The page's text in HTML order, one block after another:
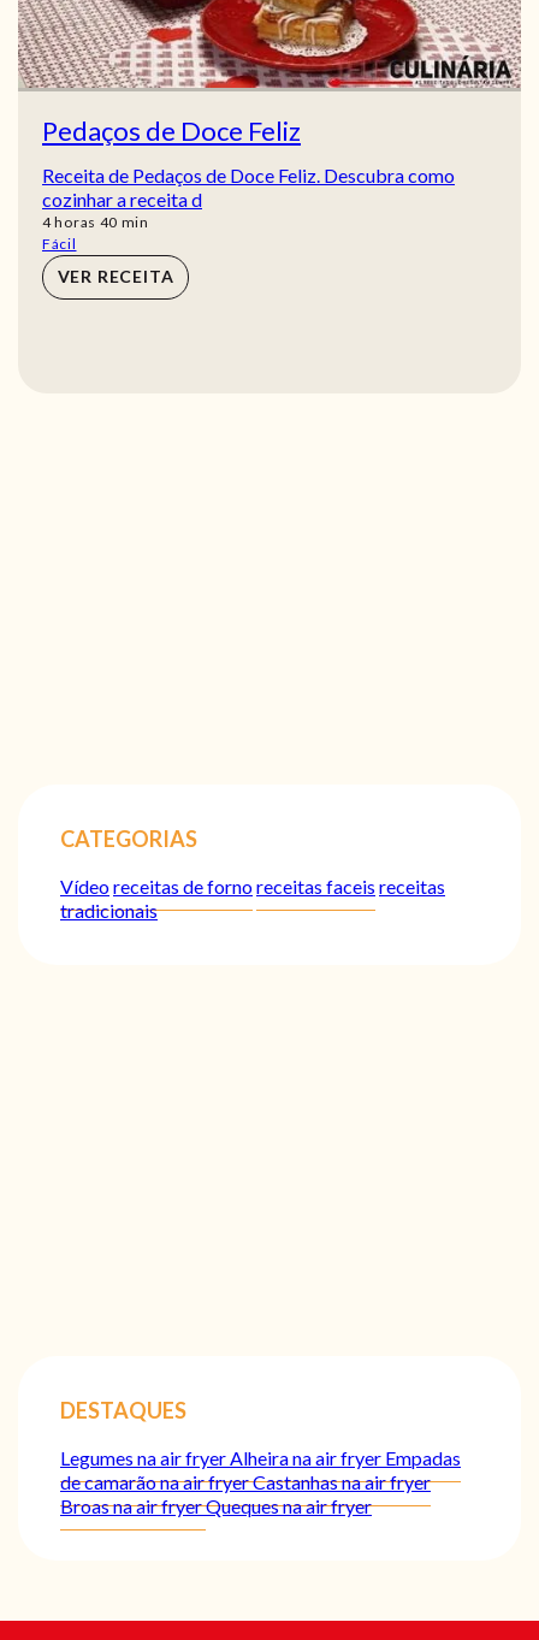
Pedaços de Doce Feliz
Receita de Pedaços de Doce Feliz. Descubra como
cozinhar a receita d
4horas
horas 40 min
min
Fácil
VER RECEITA
CATEGORIAS
Vídeoreceitas de fornoreceitas faceis receitas
tradicionais
DESTAQUES
Legumes na air fryer Alheira na air fryer Empadas
de camarão na air fryerCastanhas na air fryer
Broas na air fryerQueques na air fryer